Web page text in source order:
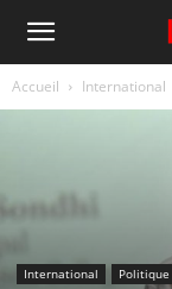
Accueil International
International Politique